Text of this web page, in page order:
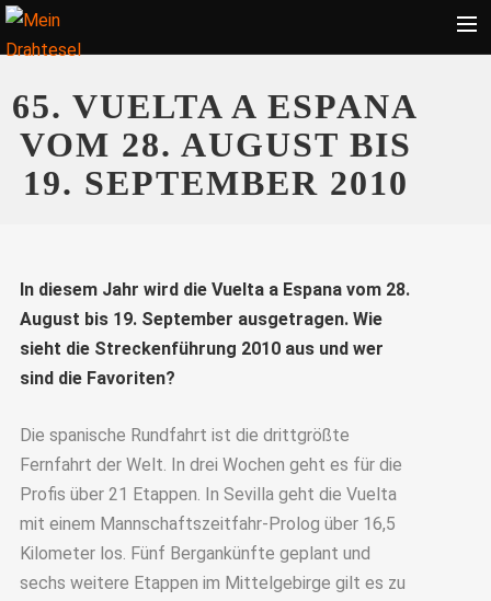
Ratgeber
Suche
65. VUELTA A ESPANA
VOM 28. AUGUST BIS
19. SEPTEMBER 2010
In diesem Jahr wird die Vuelta a Espana vom 28.
August bis 19. September ausgetragen. Wie
sieht die Streckenführung 2010 aus und wer
sind die Favoriten?
Die spanische Rundfahrt ist die drittgrößte
Fernfahrt der Welt. In drei Wochen geht es für die
Profis über 21 Etappen. In Sevilla geht die Vuelta
mit einem Mannschaftszeitfahr-Prolog über 16,5
Kilometer los. Fünf Bergankünfte geplant und
sechs weitere Etappen im Mittelgebirge gilt es zu